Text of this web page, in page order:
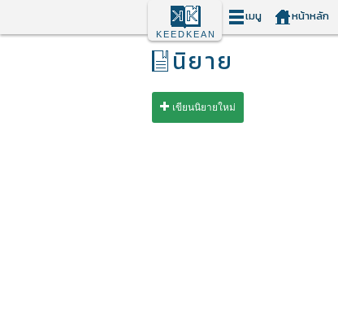
KEEDKEAN
เมนู หน้าหลัก
นิยาย
เขียนนิยายใหม่